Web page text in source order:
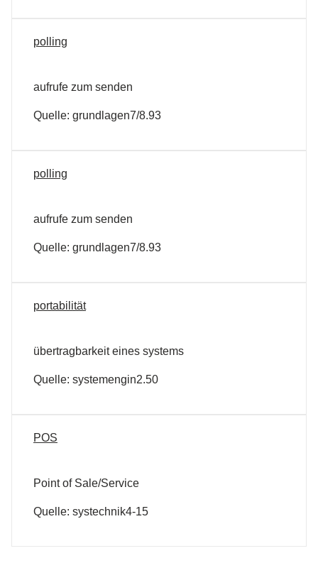
polling
aufrufe zum senden
Quelle: grundlagen7/8.93
polling
aufrufe zum senden
Quelle: grundlagen7/8.93
portabilität
übertragbarkeit eines systems
Quelle: systemengin2.50
POS
Point of Sale/Service
Quelle: systechnik4-15